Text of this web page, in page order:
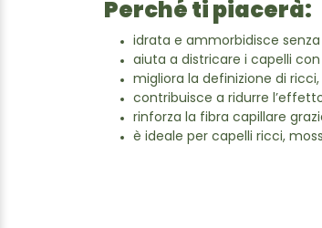
Perché ti piacerà:
idrata e ammorbidisce
aiuta a districare i capelli
migliora la definizione di
contribuisce a ridurre
rinforza la fibra capillare
è ideale per capelli ricci,